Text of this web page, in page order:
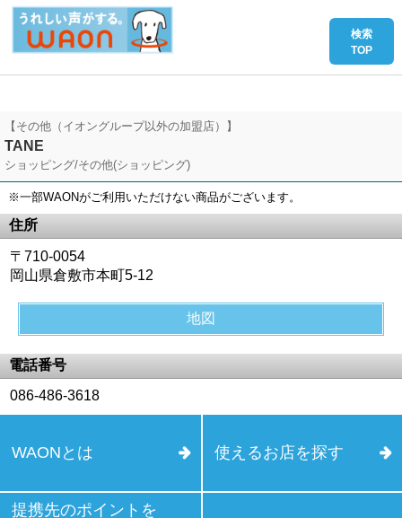
【その他（イオングループ以外の加盟店）】
TANE
ショッピング/その他(ショッピング)
※一部WAONがご利用いただけない商品がございます。
住所
〒710-0054
岡山県倉敷市本町5-12
地図
電話番号
086-486-3618